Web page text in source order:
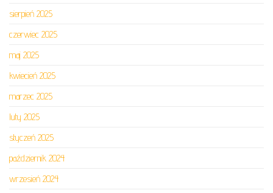
sierpień 2025
czerwiec 2025
maj 2025
kwiecień 2025
marzec 2025
luty 2025
styczeń 2025
październik 2024
wrzesień 2024